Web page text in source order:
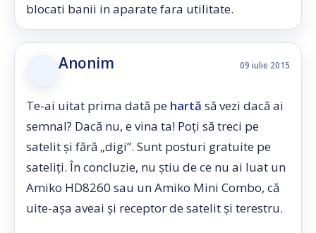
blocati banii in aparate fara utilitate.
Anonim 09 iulie 2015
Te-ai uitat prima dată pe hartă să vezi dacă ai
semnal? Dacă nu, e vina ta! Poți să treci pe
satelit și fără „digi”. Sunt posturi gratuite pe
sateliți. În concluzie, nu știu de ce nu ai luat un
Amiko HD8260 sau un Amiko Mini Combo, că
uite-așa aveai și receptor de satelit și terestru.